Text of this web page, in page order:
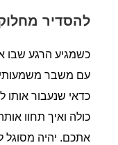
להסדיר
כשמגיע הרגע שבו
עם משבר משמעותי.
כדאי שנעבור אותו
כולה ואיך תחוו
אתכם. יהיה מסוגל